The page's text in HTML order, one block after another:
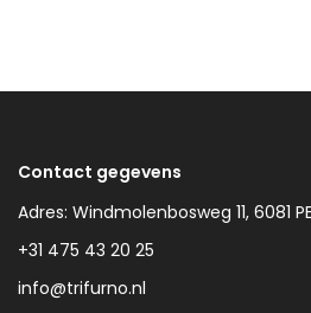
Contact gegevens
Adres: Windmolenbosweg 11, 6081
+31 475 43 20 25
info@trifurno.nl